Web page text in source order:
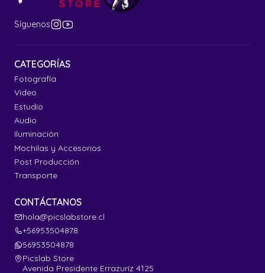
Síguenos
CATEGORÍAS
Fotografía
Video
Estudio
Audio
Iluminación
Mochilas y Accesorios
Post Producción
Transporte
CONTÁCTANOS
hola@picslabstore.cl
+56953504878
56953504878
Picslab Store
Avenida Presidente Errazuriz 4125